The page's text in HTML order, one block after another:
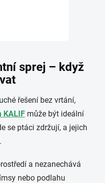
sprej – když
řešení bez vrtání,
KALIF může být ideální
se ptáci zdržují, a jejich
a nezanechává
nebo podlahu